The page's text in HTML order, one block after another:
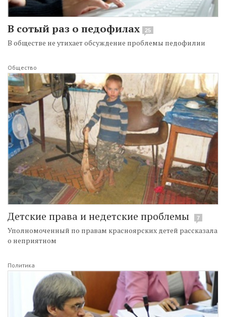
В сотый раз о педофилах 25
В обществе не утихает обсуждение проблемы педофилии
Общество
Детские права и недетские проблемы 7
Уполномоченный по правам красноярских детей рассказала
о неприятном
Политика